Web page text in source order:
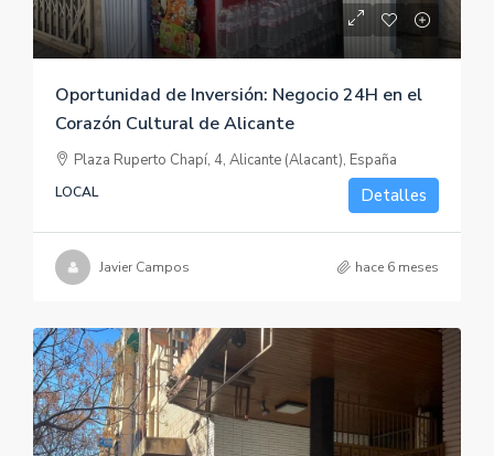
Oportunidad de Inversión: Negocio 24H en el
Corazón Cultural de Alicante
Plaza Ruperto Chapí, 4, Alicante (Alacant), España
LOCAL Detalles
Javier Campos hace 6 meses